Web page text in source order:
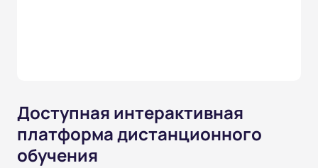
Доступная интерактивная
платформа дистанционного
обучения